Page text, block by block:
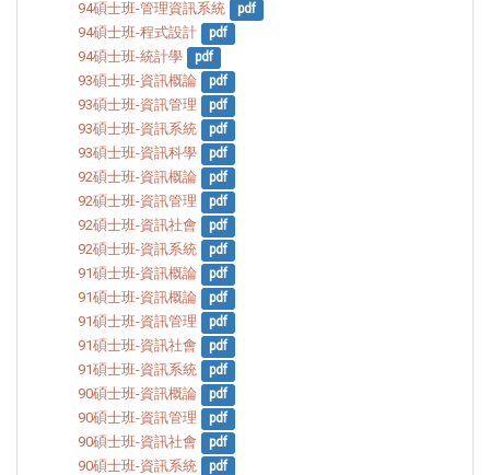
94碩士班-管理資訊系統 pdf
94碩士班-程式設計 pdf
94碩士班-統計學 pdf
93碩士班-資訊概論 pdf
93碩士班-資訊管理 pdf
93碩士班-資訊系統 pdf
93碩士班-資訊科學 pdf
92碩士班-資訊概論 pdf
92碩士班-資訊管理 pdf
92碩士班-資訊社會 pdf
92碩士班-資訊系統 pdf
91碩士班-資訊概論 pdf
91碩士班-資訊概論 pdf
91碩士班-資訊管理 pdf
91碩士班-資訊社會 pdf
91碩士班-資訊系統 pdf
90碩士班-資訊概論 pdf
90碩士班-資訊管理 pdf
90碩士班-資訊社會 pdf
90碩士班-資訊系統 pdf